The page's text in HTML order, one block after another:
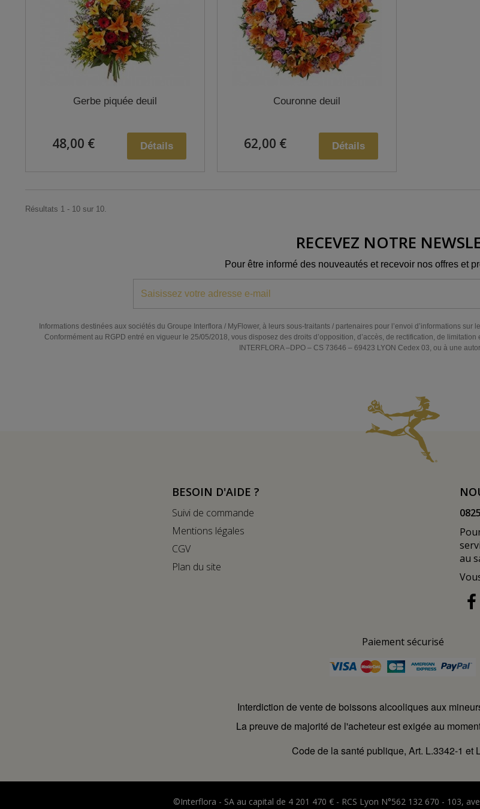
Gerbe piquée deuil
48,00 € Détails
Couronne deuil
62,00 € Détails
Résultats 1 - 10 sur 10.
RECEVEZ NOTRE
Pour être informé des nouveautés et recevoir nos offres et
Informations destinées aux sociétés du Groupe Interflora / MyFlower, à leurs sous-traitants / partenaires pour l’envoi d’informations
Conformément au RGPD entré en vigueur le 25/05/2018, vous disposez des droits d’opposition, d’accès, de rectification, de
INTERFLORA –DPO – CS 73646 – 69423 LYON Cedex 03, ou à une
BESOIN D'AIDE ?
Suivi de commande
Mentions légales
CGV
Plan du site
au
Paiement sécurisé
Interdiction de vente de boissons alcooliques aux
La preuve de majorité de l'acheteur est exigée au
Code de la santé publique, Art. L.3342-1 et
©Interflora - SA au capital de 4 201 470 € - RCS Lyon N°562 132 670 - 103,